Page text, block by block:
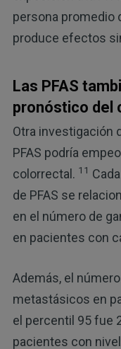
persona promedio
produce efectos
Las PFAS
pronóstico del
Otra investigación
PFAS podría
colorrectal. 11
de PFAS se
en el número de
en pacientes con
Además, el
metastásicos en
el percentil 95 fue
pacientes con